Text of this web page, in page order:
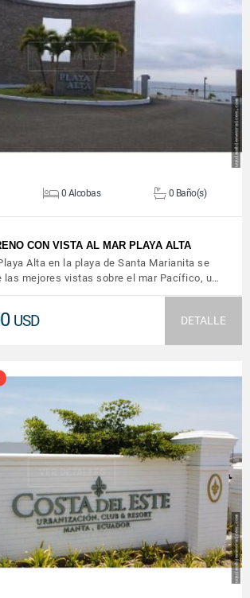
VER DETALLES
0 Alcobas 0 Baño(s)
CON VISTA AL MAR PLAYA ALTA
Alta en la playa de Santa Marianita se
las mejores vistas sobre el mar Pacífico, u…
USD DETALLE